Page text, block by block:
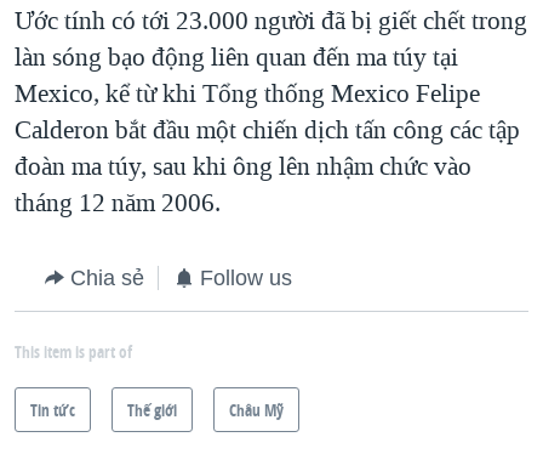
THỂ THAO
GIÁO DỤC
GROUND ZERO – XƯA VÀ NAY
CHI PHÍ CHIẾN TRANH AFGHANISTAN
CÁC GIÁ TRỊ CỘNG HÒA Ở VIỆT NAM
THƯỢNG ĐỈNH TRUMP-KIM TẠI VIỆT NAM
TRỊNH VĨNH BÌNH VS. CHÍNH PHỦ VIỆT NAM
BÊN KIA QUỐC LỘ: TIẾNG VỌNG TỪ NÔNG THÔN MỸ
QUAN HỆ VIỆT MỸ
Ước tính có tới 23.000 người đã bị giết chết trong
làn sóng bạo động liên quan đến ma túy tại
Mexico, kể từ khi Tổng thống Mexico Felipe
Calderon bắt đầu một chiến dịch tấn công các tập
đoàn ma túy, sau khi ông lên nhậm chức vào
tháng 12 năm 2006.
Chia sẻ Follow us
This item is part of
Tin tức Thế giới Châu Mỹ